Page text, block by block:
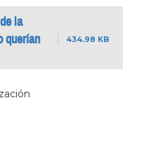
la
querían
434.98 KB